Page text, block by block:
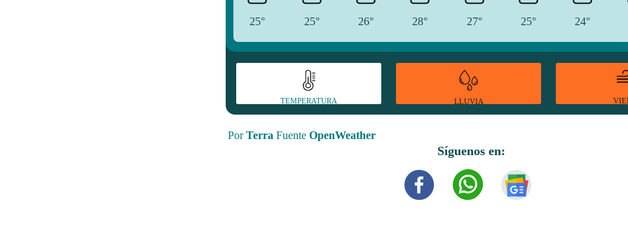
25° 25° 26° 28° 27° 25° 24°
TEMPERATURA LLUVIA
PorTerra Fuente OpenWeather
Síguenos en: